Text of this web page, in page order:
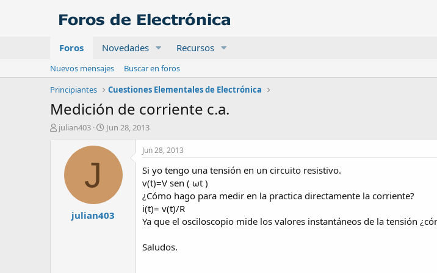
Foros Novedades Recursos
Nuevos mensajes
Buscar en foros
Principiantes
Cuestiones Elementales de Electrónica
Medición de corriente c.a.
A
julian403
F
c
i
n
Jun 28, 2013
J
julian403
Jun 28, 2013
Si yo tengo una tensión en un circuito resistivo.
v(t)=V sen ( ωt )
¿Cómo hago para medir en la practica directamente la corriente?
i(t)= v(t)/R
Ya que el osciloscopio mide los valores instantáneos de la tensión
Saludos.